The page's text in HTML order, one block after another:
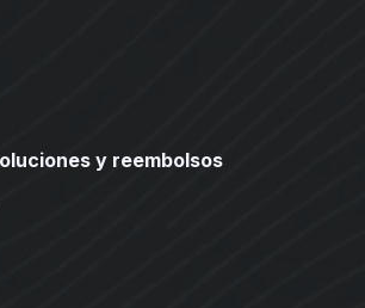
y reembolsos